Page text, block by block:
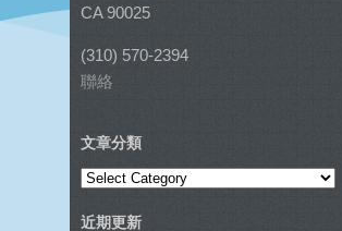
CA 90025
(310) 570-2394
聯絡
文章分類
文
近期更新